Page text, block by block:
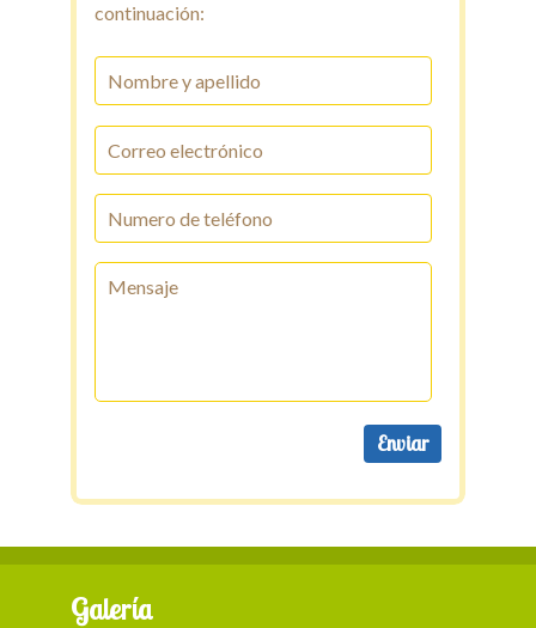
continuación:
Galería